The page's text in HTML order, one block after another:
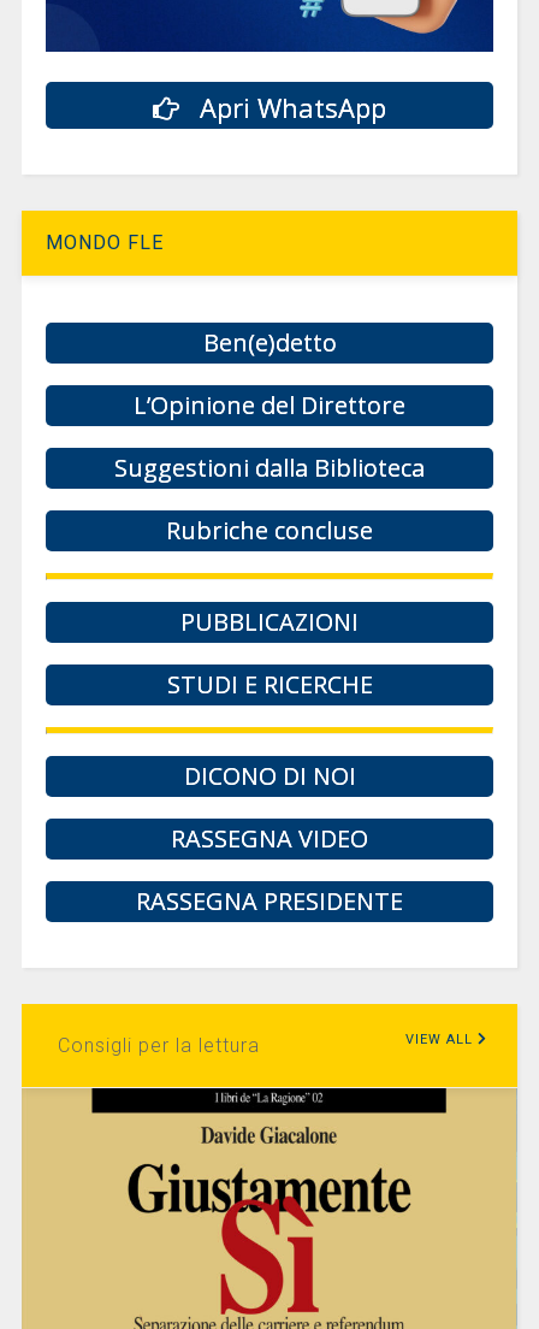
Apri WhatsApp
MONDO FLE
Ben(e)detto
L’Opinione del Direttore
Suggestioni dalla Biblioteca
Rubriche concluse
PUBBLICAZIONI
STUDI E RICERCHE
DICONO DI NOI
RASSEGNA VIDEO
RASSEGNA PRESIDENTE
Consigli per la lettura VIEW ALL